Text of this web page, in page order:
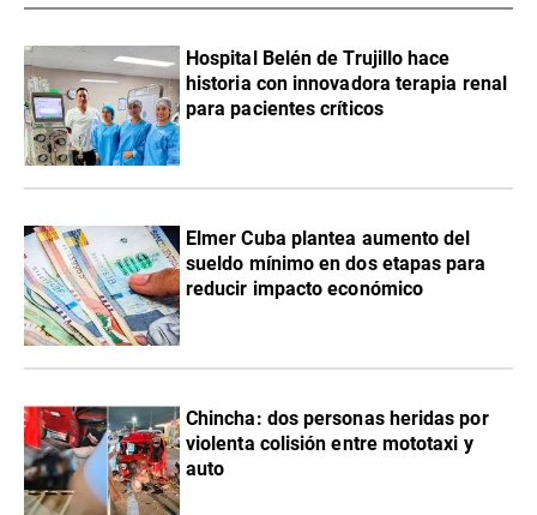
Hospital Belén de Trujillo hace
historia con innovadora terapia renal
para pacientes críticos
Elmer Cuba plantea aumento del
sueldo mínimo en dos etapas para
reducir impacto económico
Chincha: dos personas heridas por
violenta colisión entre mototaxi y
auto